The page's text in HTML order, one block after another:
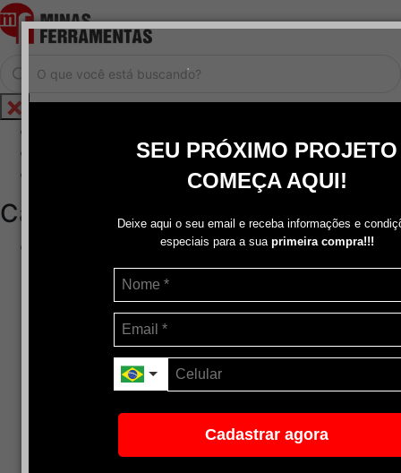
.
SEU PRÓXIMO PROJETO
COMEÇA AQUI!
Deixe aqui o seu email e receba informações e
especiais para a sua primeira compra!!!
Cadastrar agora
Cadastrar / Logar
Central de Atendimento
Categorias
Disco de Corte
Disco de Corte e Desbaste-Dupla Aplicação
Disco de Desbaste
Escovas de Aço
Escovas de Latão
Pasta Para Assentar Válvula
Pedra de Afiar
Ponta Montada (Oxido de Alumínio)